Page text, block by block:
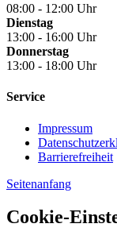
08:00 - 12:00 Uhr
Dienstag
13:00 -
Donnerstag
13:00 - 18:00 Uhr
Service
Impressum
Barrierefreiheit
Seitenanfang
Cookie-